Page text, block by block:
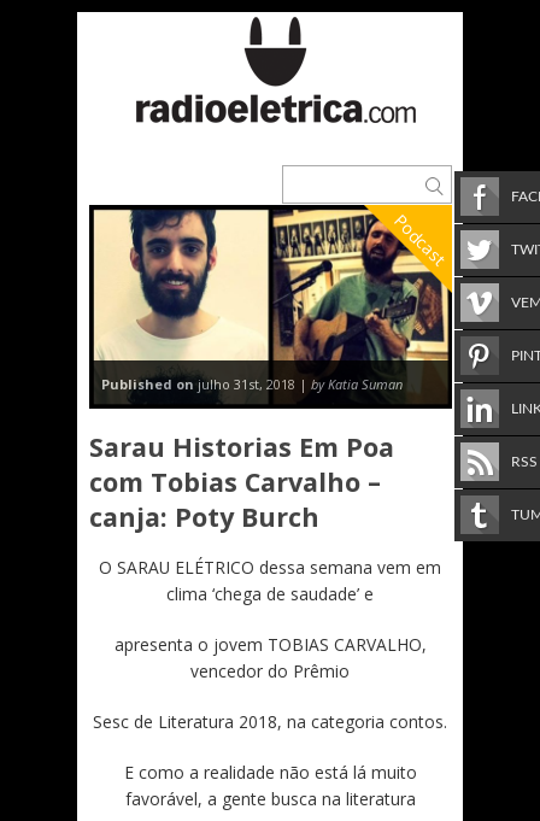
Podcast
Published on julho 31st, 2018 | by Katia Suman
Sarau Historias Em Poa
com Tobias Carvalho –
canja: Poty Burch
O SARAU ELÉTRICO dessa semana vem em
clima ‘chega de saudade’ e
apresenta o jovem TOBIAS CARVALHO,
vencedor do Prêmio
Sesc de Literatura 2018, na categoria contos.
E como a realidade não está lá muito
favorável, a gente busca na literatura
RSS